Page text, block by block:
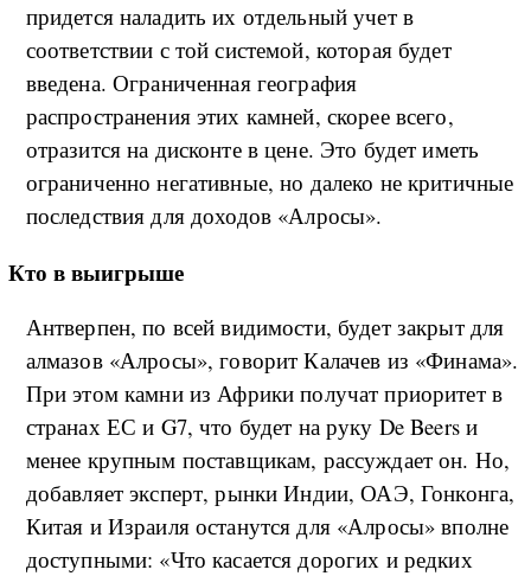
придется наладить их отдельный учет в
соответствии с той системой, которая будет
введена. Ограниченная география
распространения этих камней, скорее всего,
отразится на дисконте в цене. Это будет иметь
ограниченно негативные, но далеко не критичные
последствия для доходов «Алросы».
Кто в выигрыше
Антверпен, по всей видимости, будет закрыт для
алмазов «Алросы», говорит Калачев из «Финама».
При этом камни из Африки получат приоритет в
странах ЕС и G7, что будет на руку De Beers и
менее крупным поставщикам, рассуждает он. Но,
добавляет эксперт, рынки Индии, ОАЭ, Гонконга,
Китая и Израиля останутся для «Алросы» вполне
доступными: «Что касается дорогих и редких